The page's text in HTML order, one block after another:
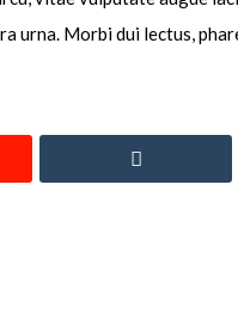
urna. Morbi dui lectus,